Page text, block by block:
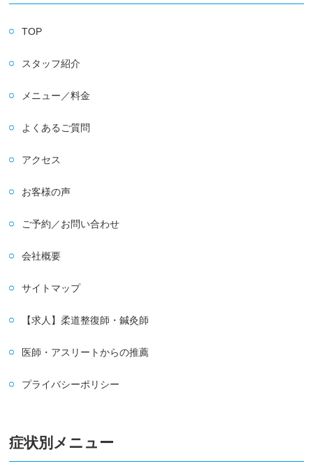
TOP
スタッフ紹介
メニュー／料金
よくあるご質問
アクセス
お客様の声
ご予約／お問い合わせ
会社概要
サイトマップ
【求人】柔道整復師・鍼灸師
医師・アスリートからの推薦
プライバシーポリシー
症状別メニュー